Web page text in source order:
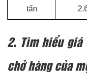
tấn
2. Tìm hiểu
chở hàng của